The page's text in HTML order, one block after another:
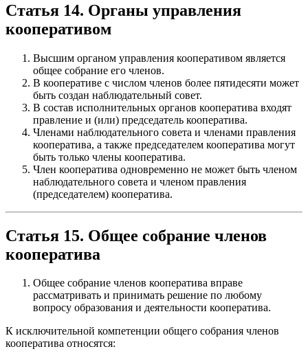
Статья 14. Органы управления
кооперативом
Высшим органом управления кооперативом является
общее собрание его членов.
В кооперативе с числом членов более пятидесяти может
быть создан наблюдательный совет.
В состав исполнительных органов кооператива входят
правление и (или) председатель кооператива.
Членами наблюдательного совета и членами правления
кооператива, а также председателем кооператива могут
быть только члены кооператива.
Член кооператива одновременно не может быть членом
наблюдательного совета и членом правления
(председателем) кооператива.
Статья 15. Общее собрание членов
кооператива
Общее собрание членов кооператива вправе
рассматривать и принимать решение по любому
вопросу образования и деятельности кооператива.
К исключительной компетенции общего собрания членов
кооператива относятся: